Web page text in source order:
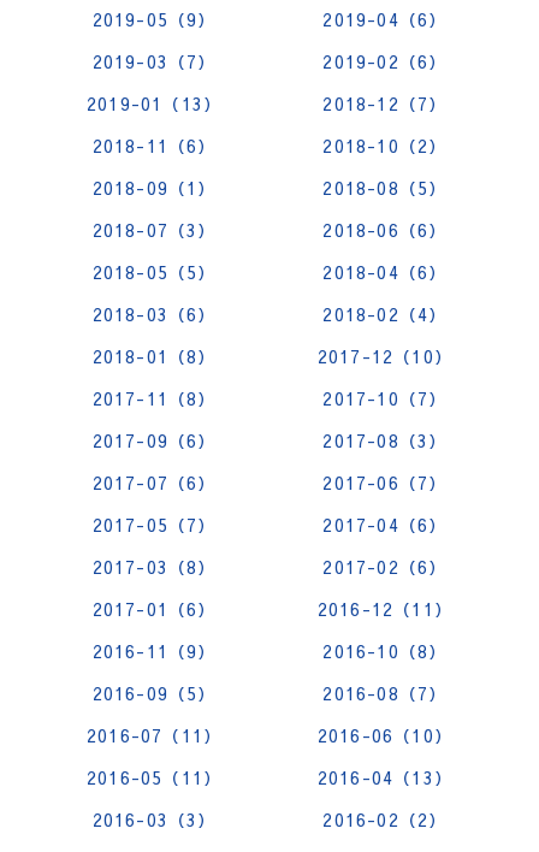
2019-05（9）
2019-04（6）
2019-03（7）
2019-02（6）
2019-01（13）
2018-12（7）
2018-11（6）
2018-10（2）
2018-09（1）
2018-08（5）
2018-07（3）
2018-06（6）
2018-05（5）
2018-04（6）
2018-03（6）
2018-02（4）
2018-01（8）
2017-12（10）
2017-11（8）
2017-10（7）
2017-09（6）
2017-08（3）
2017-07（6）
2017-06（7）
2017-05（7）
2017-04（6）
2017-03（8）
2017-02（6）
2017-01（6）
2016-12（11）
2016-11（9）
2016-10（8）
2016-09（5）
2016-08（7）
2016-07（11）
2016-06（10）
2016-05（11）
2016-04（13）
2016-03（3）
2016-02（2）